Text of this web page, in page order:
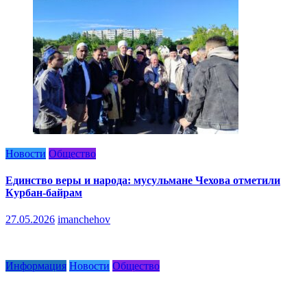
Новости Общество
Единство веры и народа: мусульмане Чехова отметили
Курбан-байрам
27.05.2026 imanchehov
Информация Новости Общество